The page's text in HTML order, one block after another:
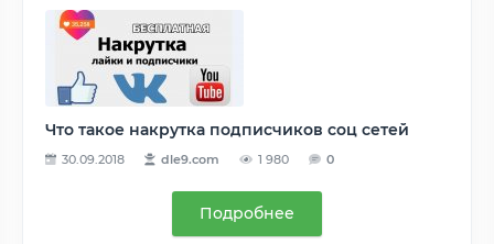
Что такое накрутка подписчиков соц сетей
30.09.2018 dle9.com 1 980 0
Подробнее